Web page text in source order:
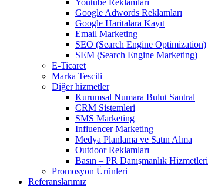
Youtube Reklamları
Google Adwords Reklamları
Google Haritalara Kayıt
Email Marketing
SEO (Search Engine Optimization)
SEM (Search Engine Marketing)
E-Ticaret
Marka Tescili
Diğer hizmetler
Kurumsal Numara Bulut Santral
CRM Sistemleri
SMS Marketing
Influencer Marketing
Medya Planlama ve Satın Alma
Outdoor Reklamları
Basın – PR Danışmanlık Hizmetleri
Promosyon Ürünleri
Referanslarımız